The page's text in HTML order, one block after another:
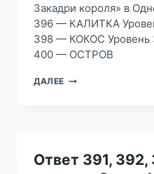
Закадри короля» в
396 — КАЛИТКА
398 — КОКОС
400 — ОСТРОВ
ДАЛЕЕ ОТВЕТ
УРОВЕНЬ
СЛОВА
Ответ 391,